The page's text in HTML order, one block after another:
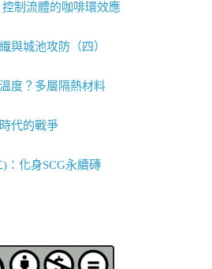
制流體的咖啡環效應
與城池攻防（四）
度？多層隔熱材料
代的戰爭
：化身SCG永續磚